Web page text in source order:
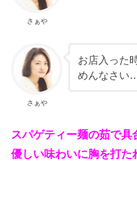
さぁや
さぁや
お店入った
めんなさい
スパゲティー麺の茹で
優しい味わいに胸を打た